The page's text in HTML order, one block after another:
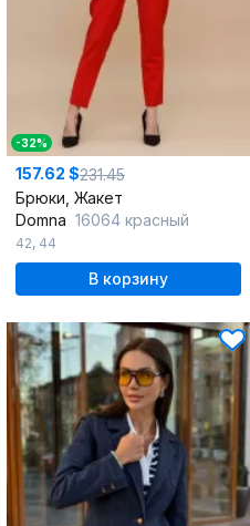
-32%
157.62 $231.45
Брюки, Жакет
Domna 16064 красный
42, 44
В корзину